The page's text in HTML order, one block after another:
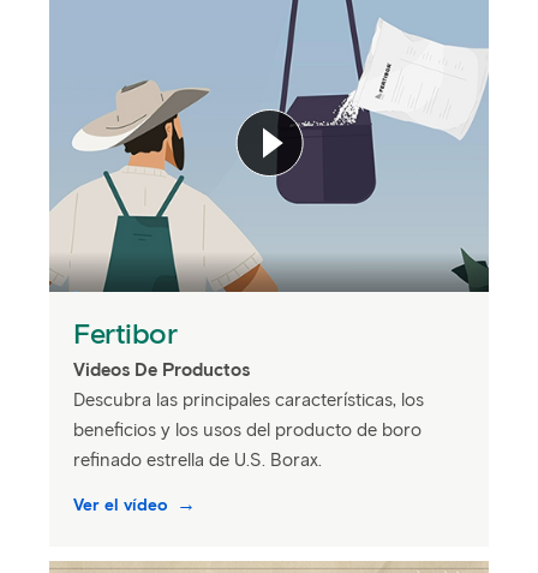
Fertibor
Videos De Productos
Descubra las principales características, los
beneficios y los usos del producto de boro
refinado estrella de U.S. Borax.
Ver el vídeo